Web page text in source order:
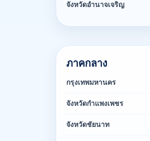
จังหวัดอำนาจเจริญ
ภาคกลาง
กรุงเทพมหานคร
จังหวัดกำแพงเพชร
จังหวัดชัยนาท